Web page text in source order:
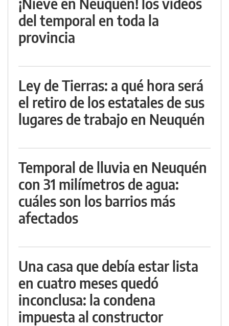
del temporal en toda la
provincia
Ley de Tierras: a qué hora será
el retiro de los estatales de sus
lugares de trabajo en Neuquén
Temporal de lluvia en Neuquén
con 31 milímetros de agua:
cuáles son los barrios más
afectados
Una casa que debía estar lista
en cuatro meses quedó
inconclusa: la condena
impuesta al constructor